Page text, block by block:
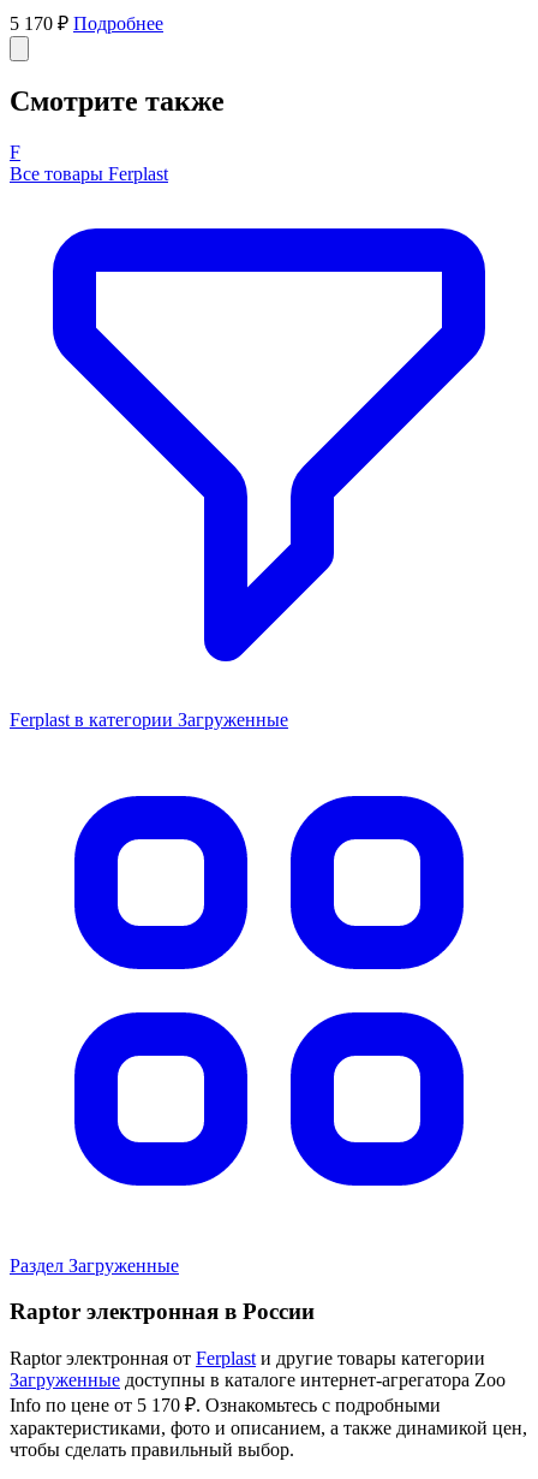
5 170 ₽ Подробнее
Смотрите также
F
Все товары Ferplast
Ferplast в категории Загруженные
Раздел Загруженные
Raptor электронная в России
Raptor электронная от Ferplast и другие товары категории
Загруженные доступны в каталоге интернет-агрегатора Zoo
Info по цене от 5 170 ₽. Ознакомьтесь с подробными
характеристиками, фото и описанием, а также динамикой цен,
чтобы сделать правильный выбор.